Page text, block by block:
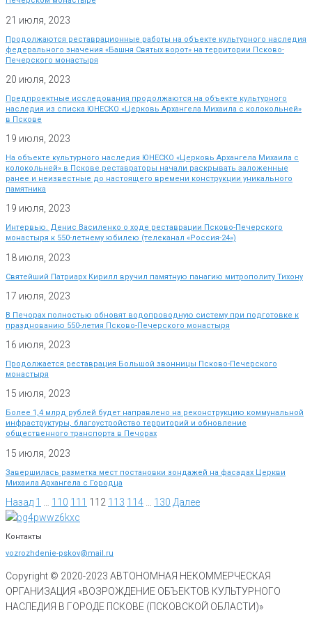
21 июля, 2023
Продолжаются реставрационные работы на объекте культурного наследия
федерального значения «Башня Святых ворот» на территории Псково-
Печерского монастыря
20 июля, 2023
Предпроектные исследования продолжаются на объекте культурного
наследия из списка ЮНЕСКО «Церковь Архангела Михаила с колокольней»
в Пскове
19 июля, 2023
На объекте культурного наследия ЮНЕСКО «Церковь Архангела Михаила с
колокольней» в Пскове реставраторы начали раскрывать заложенные
ранее и неизвестные до настоящего времени конструкции уникального
памятника
19 июля, 2023
Интервью. Денис Василенко о ходе реставрации Псково-Печерского
монастыря к 550-летнему юбилею (телеканал «Россия-24»)
18 июля, 2023
Святейший Патриарх Кирилл вручил памятную панагию митрополиту Тихону
17 июля, 2023
В Печорах полностью обновят водопроводную систему при подготовке к
празднованию 550-летия Псково-Печерского монастыря
16 июля, 2023
Продолжается реставрация Большой звонницы Псково-Печерского
монастыря
15 июля, 2023
Более 1,4 млрд рублей будет направлено на реконструкцию коммунальной
инфраструктуры, благоустройство территорий и обновление
общественного транспорта в Печорах
15 июля, 2023
Завершилась разметка мест постановки зондажей на фасадах Церкви
Михаила Архангела с Городца
Назад 1 110 111 112 113 114 130 Далее
Контакты
vozrozhdenie-pskov@mail.ru
Copyright © 2020-2023 АВТОНОМНАЯ НЕКОММЕРЧЕСКАЯ
ОРГАНИЗАЦИЯ «ВОЗРОЖДЕНИЕ ОБЪЕКТОВ КУЛЬТУРНОГО
НАСЛЕДИЯ В ГОРОДЕ ПСКОВЕ (ПСКОВСКОЙ ОБЛАСТИ)»